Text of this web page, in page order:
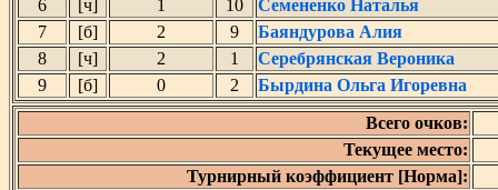
6
[ч] 1 10
Семененко Наталья
7
[б] 2 9
Баяндурова Алия
8
[ч] 2 1
Серебрянская Вероника
9
[б] 0 2
Бырдина Ольга Игоревна
Всего очков:
Текущее место:
Турнирный коэффициент [Норма]: